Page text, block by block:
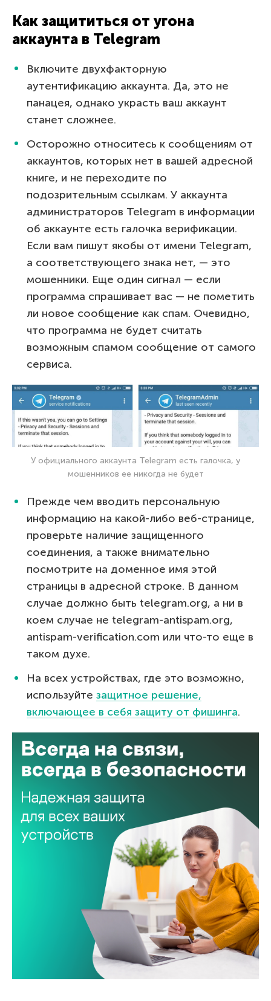
Как защититься от угона
аккаунта в Telegram
Включите двухфакторную
аутентификацию аккаунта. Да, это не
панацея, однако украсть ваш аккаунт
станет сложнее.
Осторожно относитесь к сообщениям от
аккаунтов, которых нет в вашей адресной
книге, и не переходите по
подозрительным ссылкам. У аккаунта
администраторов Telegram в информации
об аккаунте есть галочка верификации.
Если вам пишут якобы от имени Telegram,
а соответствующего знака нет, — это
мошенники. Еще один сигнал — если
программа спрашивает вас — не пометить
ли новое сообщение как спам. Очевидно,
что программа не будет считать
возможным спамом сообщение от самого
сервиса.
У официального аккаунта Telegram есть галочка, у
мошенников ее никогда не будет
Прежде чем вводить персональную
информацию на какой-либо веб-странице,
проверьте наличие защищенного
соединения, а также внимательно
посмотрите на доменное имя этой
страницы в адресной строке. В данном
случае должно быть telegram.org, а ни в
коем случае не telegram-antispam.org,
antispam-verification.com или что-то еще в
таком духе.
На всех устройствах, где это возможно,
используйте защитное решение,
включающее в себя защиту от фишинга.